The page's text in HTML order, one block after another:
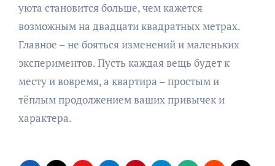
уюта становится больше, чем кажется
возможным на двадцати квадратных метрах.
Главное – не бояться изменений и маленьких
экспериментов. Пусть каждая вещь будет к
месту и вовремя, а квартира – простым и
тёплым продолжением ваших привычек и
характера.